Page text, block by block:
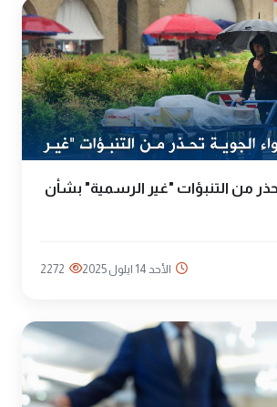
تحذر من التنبؤات "غير الرسمية" بشأن
الأحد 14 ايلول 2025 2272